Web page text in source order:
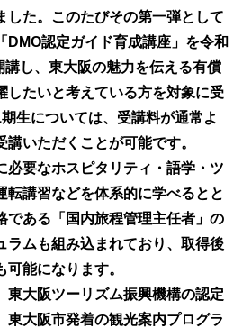
した。このたびその第一弾として
DMO認定ガイド育成講座」を令和
講し、東大阪の魅力を伝える有償
したいと考えている方を対象に受
生については、受講料が通常よ
講いただくことが可能です。
必要なホスピタリティ・語学・ツ
転講習などを体系的に学べるとと
である「国内旅程管理主任者」の
ラムも組み込まれており、取得後
能になります。
東大阪ツーリズム振興機構の認定
東大阪市発着の観光案内プログラ